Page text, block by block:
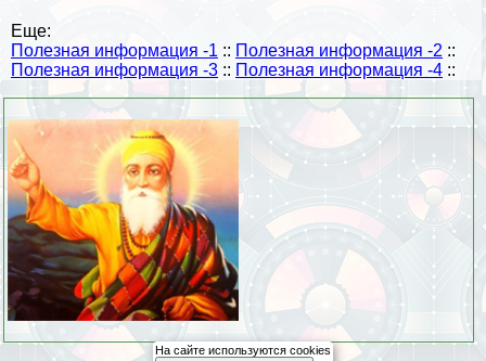
Еще:
Полезная информация -1 :: Полезная информация -2 ::
Полезная информация -3 :: Полезная информация -4 ::
На сайте используются cookies